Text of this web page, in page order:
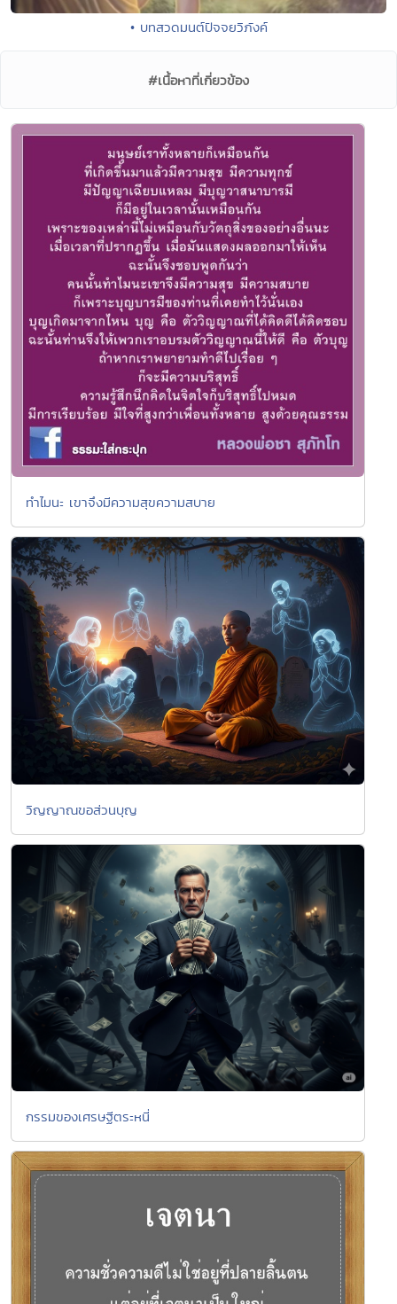
• บทสวดมนต์ปัจจยวิภังค์
#เนื้อหาที่เกี่ยวข้อง
ทำไมนะ เขาจึงมีความสุขความสบาย
วิญญาณขอส่วนบุญ
กรรมของเศรษฐีตระหนี่